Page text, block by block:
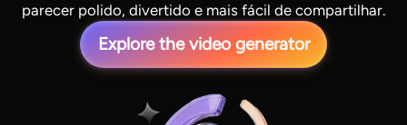
parecer polido, divertido e mais fácil de compartilhar.
Explore the video generator